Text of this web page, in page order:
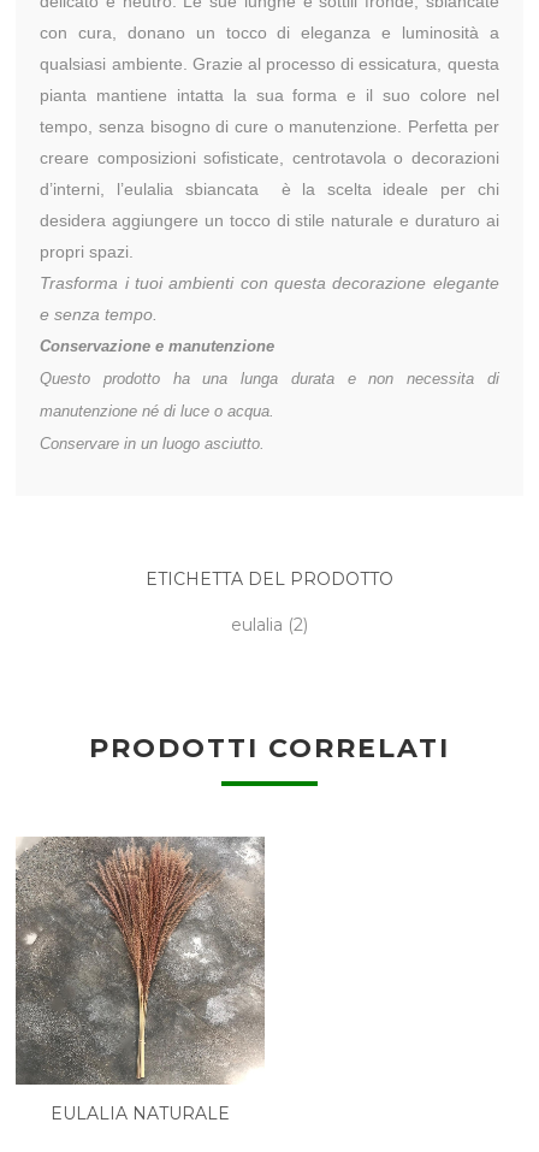
con cura, donano un tocco di eleganza e luminosità a
qualsiasi ambiente. Grazie al processo di essicatura, questa
pianta mantiene intatta la sua forma e il suo colore nel
tempo, senza bisogno di cure o manutenzione. Perfetta per
creare composizioni sofisticate, centrotavola o decorazioni
d’interni, l’eulalia sbiancata è la scelta ideale per chi
desidera aggiungere un tocco di stile naturale e duraturo ai
propri spazi.
Trasforma i tuoi ambienti con questa decorazione elegante
e senza tempo.
Conservazione e manutenzione
Questo prodotto ha una lunga durata e non necessita di
manutenzione né di luce o acqua.
Conservare in un luogo asciutto.
ETICHETTA DEL PRODOTTO
eulalia (2)
PRODOTTI CORRELATI
EULALIA NATURALE